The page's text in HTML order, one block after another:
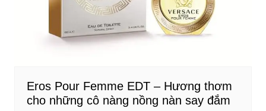
Eros Pour Femme EDT – Hương thơm
cho những cô nàng nồng nàn say đắm